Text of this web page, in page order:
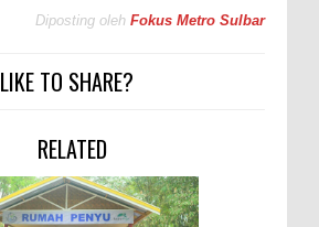
Diposting oleh Fokus Metro Sulbar
LIKE TO SHARE?
RELATED